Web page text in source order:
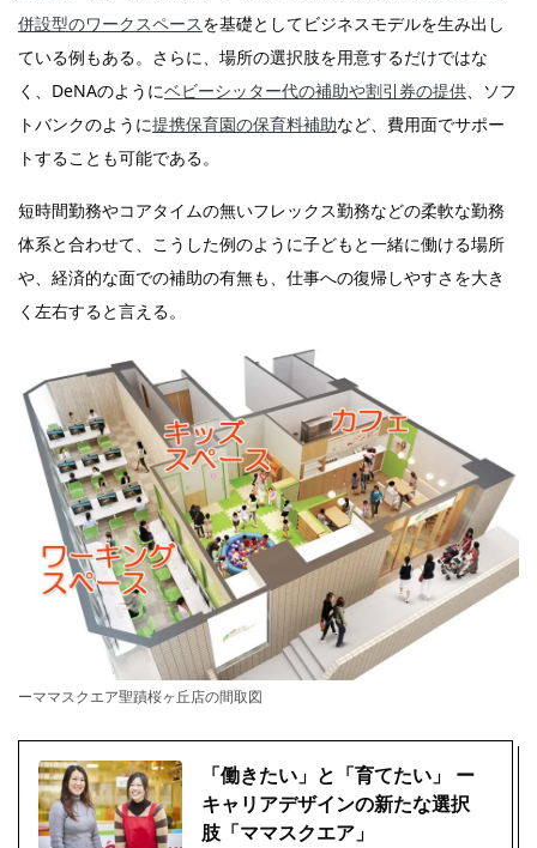
併設型のワークスペースを基礎としてビジネスモデルを生み出し
ている例もある。さらに、場所の選択肢を用意するだけではな
く、DeNAのようにベビーシッター代の補助や割引券の提供 、ソフ
トバンクのように提携保育園の保育料補助など、費用面でサポー
トすることも可能である。
短時間勤務やコアタイムの無いフレックス勤務などの柔軟な勤務
体系と合わせて、こうした例のように子どもと一緒に働ける場所
や、経済的な面での補助の有無も、仕事への復帰しやすさを大き
く左右すると言える。
ーママスクエア聖蹟桜ヶ丘店の間取図
「働きたい」と「育てたい」 ー
キャリアデザインの新たな選択
肢「ママスクエア」